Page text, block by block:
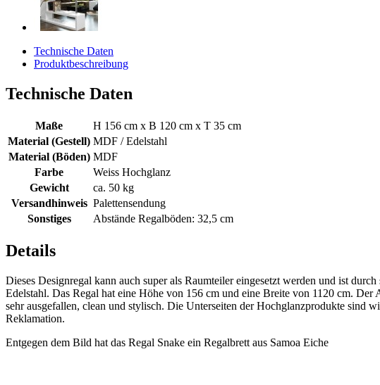
Technische Daten
Produktbeschreibung
Technische Daten
Maße
H 156 cm x B 120 cm x T 35 cm
Material (Gestell) MDF / Edelstahl
Material (Böden) MDF
Farbe
Weiss Hochglanz
Gewicht
ca. 50 kg
Versandhinweis Palettensendung
Sonstiges
Abstände Regalböden: 32,5 cm
Details
Dieses Designregal kann auch super als Raumteiler eingesetzt werden und ist
Edelstahl. Das Regal hat eine Höhe von 156 cm und eine Breite von 1120 cm.
sehr ausgefallen, clean und stylisch. Die Unterseiten der Hochglanzprodukte sind
Reklamation.
Entgegen dem Bild hat das Regal Snake ein Regalbrett aus Samoa Eiche